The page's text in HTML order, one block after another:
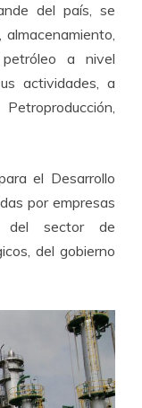
del país, se
a nivel
actividades, a
el Desarrollo
por empresas
del sector de
del gobierno